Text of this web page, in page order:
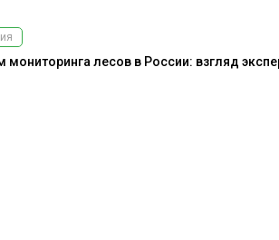
мониторинга лесов в России: взгляд